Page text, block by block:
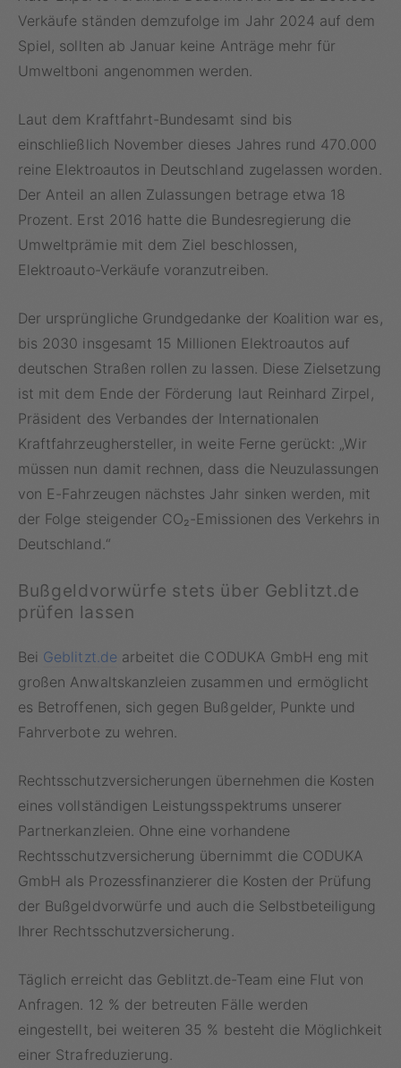
Verkäufe ständen demzufolge im Jahr 2024 auf dem
Spiel, sollten ab Januar keine Anträge mehr für
Umweltboni angenommen werden.
Laut dem Kraftfahrt-Bundesamt sind bis
einschließlich November dieses Jahres rund 470.000
reine Elektroautos in Deutschland zugelassen worden.
Der Anteil an allen Zulassungen betrage etwa 18
Prozent. Erst 2016 hatte die Bundesregierung die
Umweltprämie mit dem Ziel beschlossen,
Elektroauto-Verkäufe voranzutreiben.
Der ursprüngliche Grundgedanke der Koalition war es,
bis 2030 insgesamt 15 Millionen Elektroautos auf
deutschen Straßen rollen zu lassen. Diese Zielsetzung
ist mit dem Ende der Förderung laut Reinhard Zirpel,
Präsident des Verbandes der Internationalen
Kraftfahrzeughersteller, in weite Ferne gerückt: „Wir
müssen nun damit rechnen, dass die Neuzulassungen
von E-Fahrzeugen nächstes Jahr sinken werden, mit
der Folge steigender CO₂-Emissionen des Verkehrs in
Deutschland.“
Bußgeldvorwürfe stets über Geblitzt.de
prüfen lassen
Bei Geblitzt.de arbeitet die CODUKA GmbH eng mit
großen Anwaltskanzleien zusammen und ermöglicht
es Betroffenen, sich gegen Bußgelder, Punkte und
Fahrverbote zu wehren.
Rechtsschutzversicherungen übernehmen die Kosten
eines vollständigen Leistungsspektrums unserer
Partnerkanzleien. Ohne eine vorhandene
Rechtsschutzversicherung übernimmt die CODUKA
GmbH als Prozessfinanzierer die Kosten der Prüfung
der Bußgeldvorwürfe und auch die Selbstbeteiligung
Ihrer Rechtsschutzversicherung.
Täglich erreicht das Geblitzt.de-Team eine Flut von
Anfragen. 12 % der betreuten Fälle werden
eingestellt, bei weiteren 35 % besteht die Möglichkeit
einer Strafreduzierung.